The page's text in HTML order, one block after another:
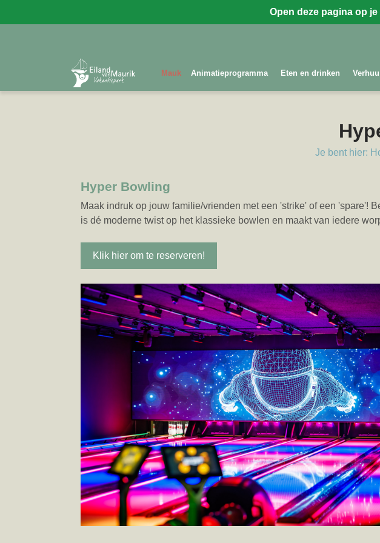
Open deze pagina op
Mauk Animatieprogramma Eten en drinken
Je bent hier:
Hyper Bowling
Maak indruk op jouw familie/vrienden met een 'strike' of een 'spare'!
is dé moderne twist op het klassieke bowlen en maakt van iedere
Klik hier om te reserveren!